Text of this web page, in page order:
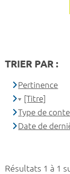
Résultats 1 à 1
TRIER PAR :
Pertinence
[Titre]
Type de
Date de